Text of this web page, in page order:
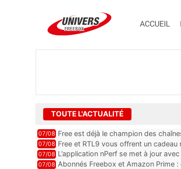
ACCUEIL
TOUTE L'ACTUALITÉ
07/08 Free est déjà le champion des
encore au moin...
07/08 Free et RTL9 vous offrent un
l’obtenir
07/08 L’application nPerf se met à jour
Mobile, Orange, SFR ...
07/08 Abonnés Freebox et Amazon Prime